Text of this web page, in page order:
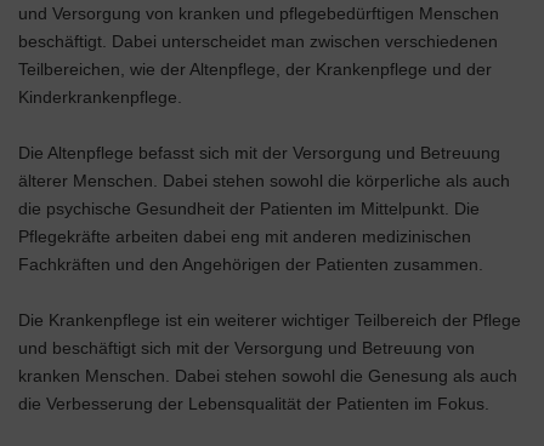
und Versorgung von kranken und pflegebedürftigen Menschen
beschäftigt. Dabei unterscheidet man zwischen verschiedenen
Teilbereichen, wie der Altenpflege, der Krankenpflege und der
Kinderkrankenpflege.
Die Altenpflege befasst sich mit der Versorgung und Betreuung
älterer Menschen. Dabei stehen sowohl die körperliche als auch
die psychische Gesundheit der Patienten im Mittelpunkt. Die
Pflegekräfte arbeiten dabei eng mit anderen medizinischen
Fachkräften und den Angehörigen der Patienten zusammen.
Die Krankenpflege ist ein weiterer wichtiger Teilbereich der Pflege
und beschäftigt sich mit der Versorgung und Betreuung von
kranken Menschen. Dabei stehen sowohl die Genesung als auch
die Verbesserung der Lebensqualität der Patienten im Fokus.